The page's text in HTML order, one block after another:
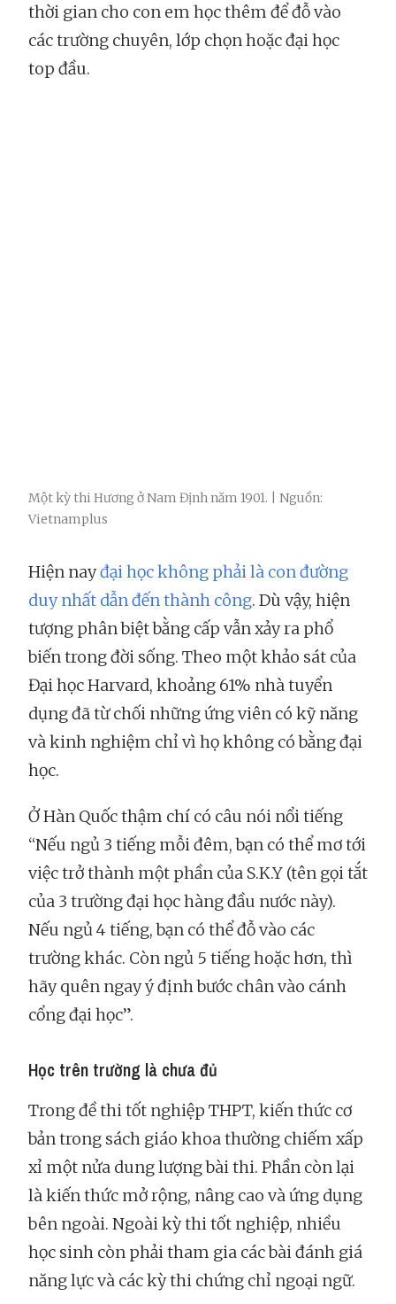
thời gian cho con em học thêm để đỗ vào
các trường chuyên, lớp chọn hoặc đại học
top đầu.
Một kỳ thi Hương ở Nam Định năm 1901. | Nguồn:
Vietnamplus
Hiện nayđại học không phải là con đường
duy nhất dẫn đến thành công. Dù vậy, hiện
tượng phân biệt bằng cấp vẫn xảy ra phổ
biến trong đời sống. Theo một khảo sát của
Đại học Harvard, khoảng 61% nhà tuyển
dụng đã từ chối những ứng viên có kỹ năng
và kinh nghiệm chỉ vì họ không có bằng đại
học.
Ở Hàn Quốc thậm chí có câu nói nổi tiếng
“Nếu ngủ 3 tiếng mỗi đêm, bạn có thể mơ tới
việc trở thành một phần của S.K.Y (tên gọi tắt
của 3 trường đại học hàng đầu nước này).
Nếu ngủ 4 tiếng, bạn có thể đỗ vào các
trường khác. Còn ngủ 5 tiếng hoặc hơn, thì
hãy quên ngay ý định bước chân vào cánh
cổng đại học”.
Học trên trường là chưa đủ
Trong đề thi tốt nghiệp THPT, kiến thức cơ
bản trong sách giáo khoa thường chiếm xấp
xỉ một nửa dung lượng bài thi. Phần còn lại
là kiến thức mở rộng, nâng cao và ứng dụng
bên ngoài. Ngoài kỳ thi tốt nghiệp, nhiều
học sinh còn phải tham gia các bài đánh giá
năng lực và các kỳ thi chứng chỉ ngoại ngữ.